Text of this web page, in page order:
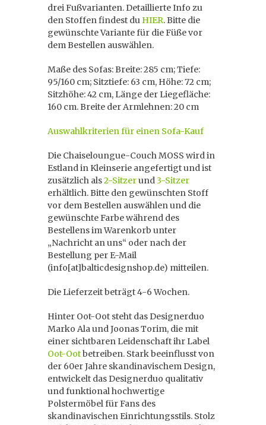
drei Fußvarianten. Detaillierte Info zu
den Stoffen findest du HIER. Bitte die
gewünschte Variante für die Füße vor
dem Bestellen auswählen.
Maße des Sofas: Breite: 285 cm; Tiefe:
95/160 cm; Sitztiefe: 63 cm, Höhe: 72 cm;
Sitzhöhe: 42 cm, Länge der Liegefläche:
160 cm. Breite der Armlehnen: 20 cm
Auswahlkriterien für einen Sofa-Kauf
Die Chaiseloungue-Couch MOSS wird in
Estland in Kleinserie angefertigt und ist
zusätzlich als2-Sitzerund3-Sitzer
erhältlich. Bitte den gewünschten Stoff
vor dem Bestellen auswählen und die
gewünschte Farbe während des
Bestellens im Warenkorb unter
„Nachricht an uns“ oder nach der
Bestellung per E-Mail
(info[at]balticdesignshop.de) mitteilen.
Die Lieferzeit beträgt 4-6 Wochen.
Hinter Oot-Oot steht das Designerduo
Marko Ala und Joonas Torim, die mit
einer sichtbaren Leidenschaft ihr Label
Oot-Ootbetreiben. Stark beeinflusst von
der 60er Jahre skandinavischem Design,
entwickelt das Designerduo qualitativ
und funktional hochwertige
Polstermöbel für Fans des
skandinavischen Einrichtungsstils. Stolz